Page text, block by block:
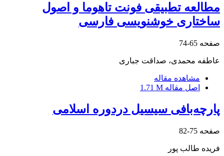
مطالعه تطبیقی فونت تاهوما و اصول
ساختاری خوشنویسی فارسی
صفحه 65-74
عاطفه محمدی، صداقت جباری
مشاهده مقاله
اصل مقاله 1.71 M
پارچه‌بافی سیسیل دردوره اسلامی
صفحه 75-82
فریده طالب پور